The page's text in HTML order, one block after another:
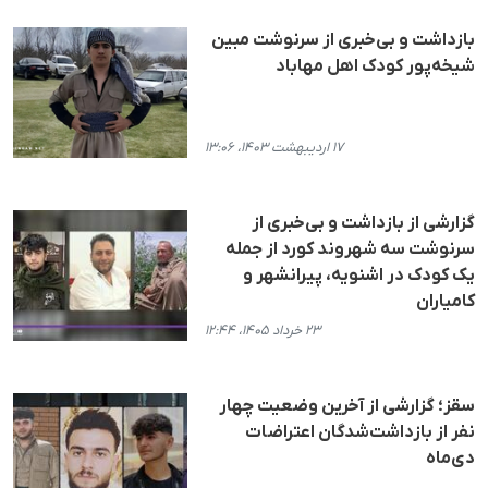
بازداشت و بی‌خبری از سرنوشت مبین
شیخەپور کودک اهل مهاباد
۱۷ اردیبهشت ۱۴۰۳، ۱۳:۰۶
گزارشی از بازداشت و بی‌خبری از
سرنوشت سه شهروند کورد از جمله
یک کودک در اشنویه، پیرانشهر و
کامیاران
۲۳ خرداد ۱۴۰۵، ۱۲:۴۴
سقز؛ گزارشی از آخرین وضعیت چهار
نفر از بازداشت‌شدگان اعتراضات
دی‌ماه